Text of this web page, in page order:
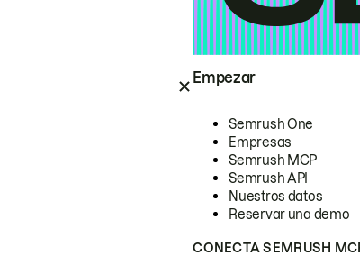
Empezar
Semrush One
Empresas
Semrush MCP
Semrush API
Nuestros datos
Reservar una demo
CONECTA SEMRUSH